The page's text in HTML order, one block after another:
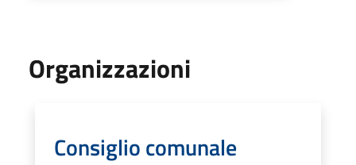
Organizzazioni
Consiglio comunale